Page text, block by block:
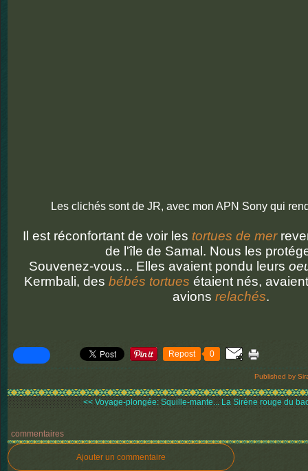
Les clichés sont de JR, avec mon APN Sony qui
Il est réconfortant de voir les tortues de mer
de l'île de Samal. Nous les
Souvenez-vous... Elles avaient pondu leurs
Kermbali, des bébés tortues étaient nés,
avions relachés.
Repost 0
Published by
<< Voyage-plongée: Squille-mante... La Sirène rouge du
commentaires
Ajouter un commentaire